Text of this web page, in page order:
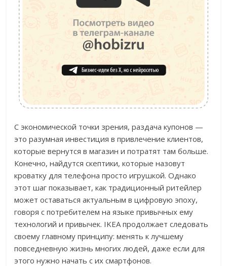
С экономической точки зрения, раздача купонов —
это разумная инвестиция в привлечение клиентов,
которые вернутся в магазин и потратят там больше.
Конечно, найдутся скептики, которые назовут
кроватку для телефона просто игрушкой. Однако
этот шаг показывает, как традиционный ритейлер
может оставаться актуальным в цифровую эпоху,
говоря с потребителем на языке привычных ему
технологий и привычек. IKEA продолжает следовать
своему главному принципу: менять к лучшему
повседневную жизнь многих людей, даже если для
этого нужно начать с их смартфонов.